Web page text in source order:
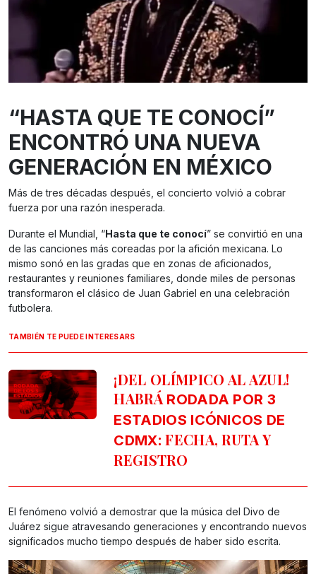
“HASTA QUE TE CONOCÍ”
ENCONTRÓ UNA NUEVA
GENERACIÓN EN MÉXICO
Más de tres décadas después, el concierto volvió a cobrar
fuerza por una razón inesperada.
Durante el Mundial, “Hasta que te conocí” se convirtió en una
de las canciones más coreadas por la afición mexicana. Lo
mismo sonó en las gradas que en zonas de aficionados,
restaurantes y reuniones familiares, donde miles de personas
transformaron el clásico de Juan Gabriel en una celebración
futbolera.
TAMBIÉN TE PUEDE INTERESARS
¡DEL OLÍMPICO AL AZUL!
HABRÁ RODADA POR 3
ESTADIOS ICÓNICOS DE
CDMX: FECHA, RUTA Y
REGISTRO
El fenómeno volvió a demostrar que la música del Divo de
Juárez sigue atravesando generaciones y encontrando nuevos
significados mucho tiempo después de haber sido escrita.